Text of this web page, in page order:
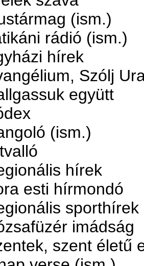
(ism.)
rádió (ism.)
hírek
Szólj
együtt
(ism.)
hírek
esti hírmondó
sporthírek
imádság
szent életű